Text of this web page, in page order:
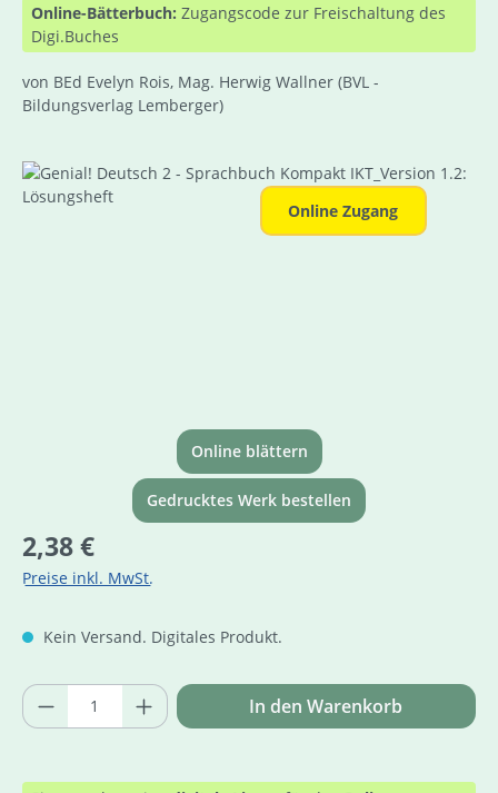
Online-Bätterbuch: Zugangscode zur Freischaltung des
Digi.Buches
von BEd Evelyn Rois, Mag. Herwig Wallner (BVL -
Bildungsverlag Lemberger)
Bildergalerie überspringen
Online Zugang
Online blättern
Gedrucktes Werk bestellen
Regulärer Preis:
2,38 €
Preise inkl. MwSt.
Kein Versand. Digitales Produkt.
Produkt Anzahl: Gib den gewünschten
In den Warenkorb